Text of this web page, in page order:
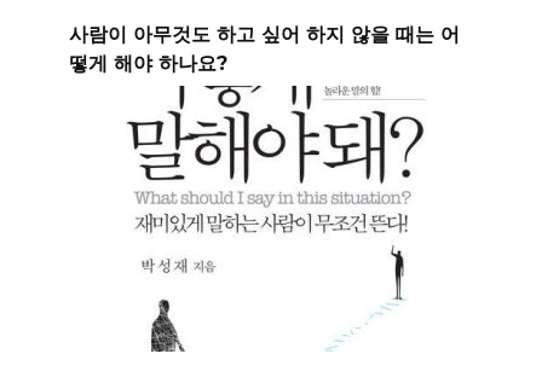
사람이 아무것도 하고 싶어 하지 않을 때는 어
떻게 해야 하나요?